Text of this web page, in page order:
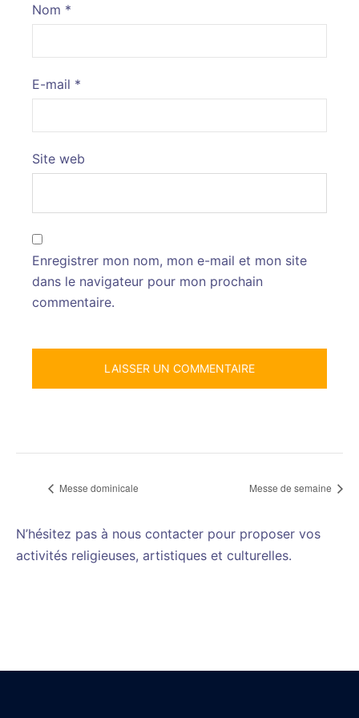
Nom *
E-mail *
Site web
Enregistrer mon nom, mon e-mail et mon site
dans le navigateur pour mon prochain
commentaire.
Messe dominicale Messe de semaine
N’hésitez pas à nous contacter pour proposer vos
activités religieuses, artistiques et culturelles.